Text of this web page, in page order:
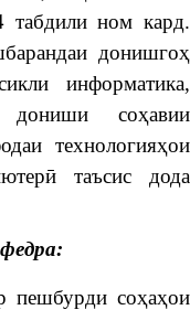
табдили ном кард.
донишгоҳ
информатика,
дониши соҳавии
технологияҳои
таъсис дода
пешбурди соҳаҳои